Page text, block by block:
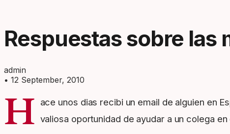
Respuestas sobre las
admin
• 12 September, 2010
H ace unos dias recibi un email de alguien en
valiosa oportunidad de ayudar a un colega